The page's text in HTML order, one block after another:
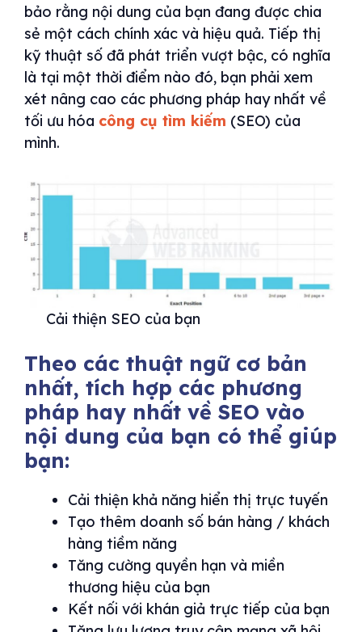
bảo rằng nội dung của bạn đang được chia
sẻ một cách chính xác và hiệu quả. Tiếp thị
kỹ thuật số đã phát triển vượt bậc, có nghĩa
là tại một thời điểm nào đó, bạn phải xem
xét nâng cao các phương pháp hay nhất về
tối ưu hóa công cụ tìm kiếm (SEO) của
mình.
Cải thiện SEO của bạn
Theo các thuật ngữ cơ bản
nhất, tích hợp các phương
pháp hay nhất về SEO vào
nội dung của bạn có thể giúp
bạn:
Cải thiện khả năng hiển thị trực tuyến
Tạo thêm doanh số bán hàng / khách
hàng tiềm năng
Tăng cường quyền hạn và miền
thương hiệu của bạn
Kết nối với khán giả trực tiếp của bạn